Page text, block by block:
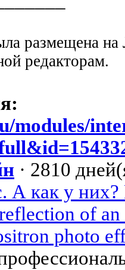
размещена на
редакторам.
modules/
· 2810
А как у
of
photo